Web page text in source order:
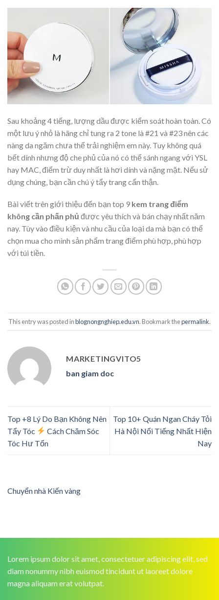
Sau khoảng 4 tiếng, lượng dầu được kiểm soát hoàn toàn. Có
một lưu ý nhỏ là hãng chỉ tung ra 2 tone là #21 và #23 nên các
nàng da ngăm chưa thể trải nghiệm em này. Tuy không quá
bết dính nhưng độ che phủ của nó có thể sánh ngang với YSL
hay MAC, điểm trừ duy nhất là hơi dính và nặng mặt. Nếu sử
dụng chúng, bạn cần chú ý tẩy trang cẩn thận.
Bài viết trên giới thiệu đến bạn top 9 kem trang điểm
không cần phấn phủ được yêu thích và bán chạy nhất năm
nay. Tùy vào điều kiện và nhu cầu của loại da mà bạn có thể
chọn mua cho mình sản phẩm trang điểm phù hợp, phù hợp
với túi tiền.
This entry was posted inblognongnghiep.edu.vn. Bookmark thepermalink.
MARKETINGVITO5
ban giam doc
Top +8 Lý Do Bạn Không Nên
Tẩy Tóc
Cách Chăm Sóc
Tóc Hư Tổn
Top 10+ Quán Ngan Cháy Tỏi
Hà Nội Nổi Tiếng Nhất Hiện
Nay
Chuyển nhà Kiến vàng
Lorem ipsum dolor sit amet, consectetuer adipiscing elit, sed
diam nonummy nibh euismod tincidunt ut laoreet dolore
magna aliquam erat volutpat.